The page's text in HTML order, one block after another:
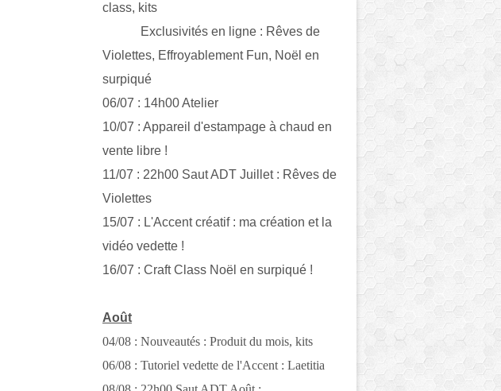
class, kits
Exclusivités en ligne : Rêves de
Violettes, Effroyablement Fun, Noël en
surpiqué
06/07 : 14h00 Atelier
10/07 : Appareil d'estampage à chaud en
vente libre !
11/07 : 22h00 Saut ADT Juillet : Rêves de
Violettes
15/07 : L'Accent créatif : ma création et la
vidéo vedette !
16/07 : Craft Class Noël en surpiqué !
Août
04/08 : Nouveautés : Produit du mois, kits
06/08 : Tutoriel vedette de l'Accent : Laetitia